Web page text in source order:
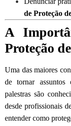
de Proteção
A
Proteção
Uma das maiores
de tornar assuntos
palestras são
desde profissionais
entender como